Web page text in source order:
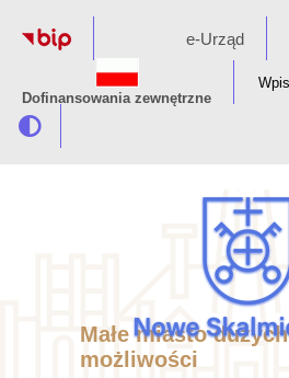
e-Urząd
Dofinansowania zewnętrzne
Małe miasto dużych
możliwości